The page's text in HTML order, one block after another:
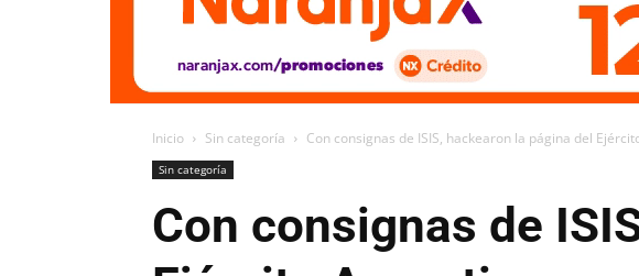
Inicio Sin categoría Con consignas de ISIS, hackearon la página del
Sin categoría
Con consignas de